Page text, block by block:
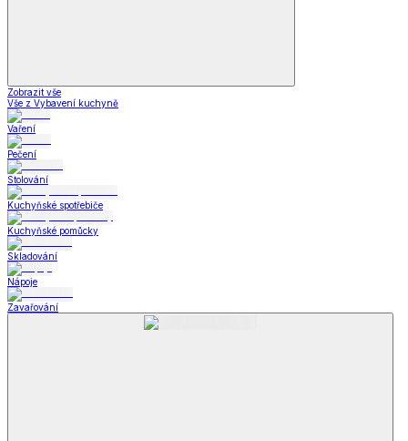
Zobrazit vše
Vše z Vybavení kuchyně
Vaření
Pečení
Stolování
Kuchyňské spotřebiče
Kuchyňské pomůcky
Skladování
Nápoje
Zavařování